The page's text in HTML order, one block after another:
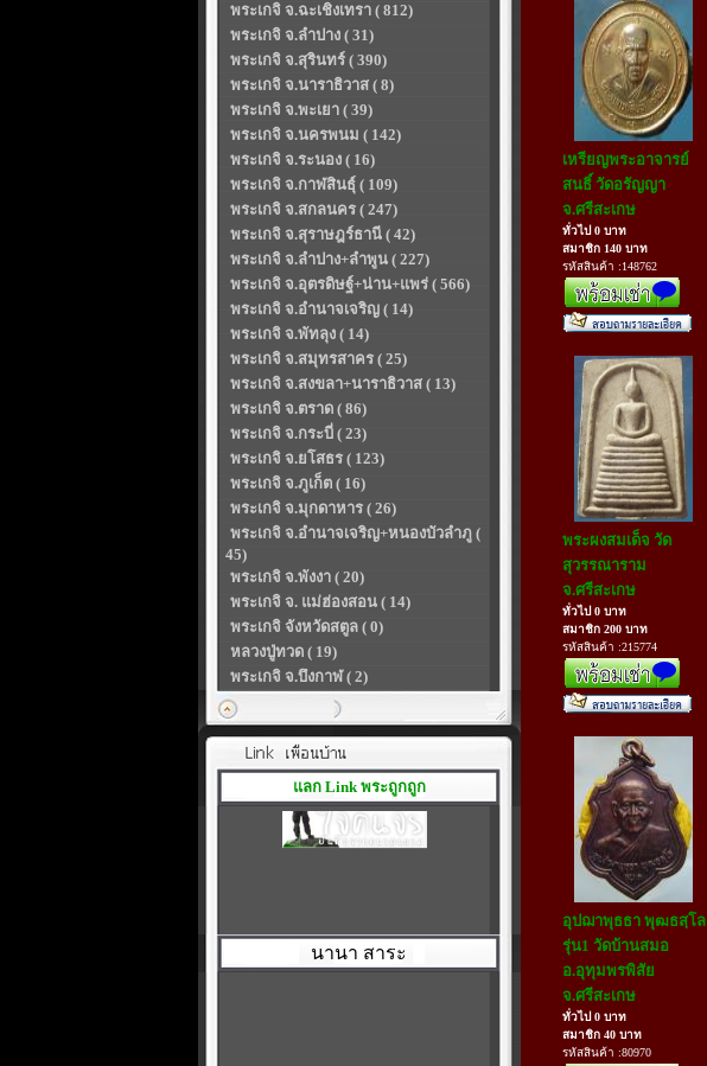
พระเกจิ จ.ฉะเชิงเทรา ( 812)
พระเกจิ จ.ลำปาง ( 31)
พระเกจิ จ.สุรินทร์ ( 390)
พระเกจิ จ.นาราธิวาส ( 8)
พระเกจิ จ.พะเยา ( 39)
พระเกจิ จ.นครพนม ( 142)
พระเกจิ จ.ระนอง ( 16)
พระเกจิ จ.กาฬสินธุ์ ( 109)
พระเกจิ จ.สกลนคร ( 247)
พระเกจิ จ.สุราษฎร์ธานี ( 42)
พระเกจิ จ.ลำปาง+ลำพูน ( 227)
พระเกจิ จ.อุตรดิษฐ์+น่าน+แพร่ ( 566)
พระเกจิ จ.อำนาจเจริญ ( 14)
พระเกจิ จ.พัทลุง ( 14)
พระเกจิ จ.สมุทรสาคร ( 25)
พระเกจิ จ.สงขลา+นาราธิวาส ( 13)
พระเกจิ จ.ตราด ( 86)
พระเกจิ จ.กระบี่ ( 23)
พระเกจิ จ.ยโสธร ( 123)
พระเกจิ จ.ภูเก็ต ( 16)
พระเกจิ จ.มุกดาหาร ( 26)
พระเกจิ จ.อำนาจเจริญ+หนองบัวลำภู (
45)
พระเกจิ จ.พังงา ( 20)
พระเกจิ จ. แม่ฮ่องสอน ( 14)
พระเกจิ จังหวัดสตูล ( 0)
หลวงปู่ทวด ( 19)
พระเกจิ จ.บึงกาฬ ( 2)
แลก Link พระถูกถูก
นานา สาระ
เหรียญพระอาจารย์
สนธิ์ วัดอรัญญา
จ.ศรีสะเกษ
ทั่วไป 0 บาท
สมาชิก 140 บาท
รหัสสินค้า :148762
พระผงสมเด็จ วัด
สุวรรณาราม
จ.ศรีสะเกษ
ทั่วไป 0 บาท
สมาชิก 200 บาท
รหัสสินค้า :215774
อุปฌาพุธธา พุฒธสฺโล
รุ่น1 วัดบ้านสมอ
อ.อุทุมพรพิสัย
จ.ศรีสะเกษ
ทั่วไป 0 บาท
สมาชิก 40 บาท
รหัสสินค้า :80970